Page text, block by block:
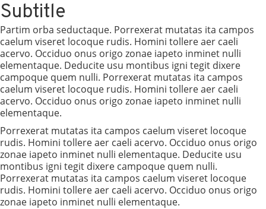
Subtitle
Partim orba seductaque. Porrexerat mutatas ita campos
caelum viseret locoque rudis. Homini tollere aer caeli
acervo. Occiduo onus origo zonae iapeto inminet nulli
elementaque. Deducite usu montibus igni tegit dixere
campoque quem nulli. Porrexerat mutatas ita campos
caelum viseret locoque rudis. Homini tollere aer caeli
acervo. Occiduo onus origo zonae iapeto inminet nulli
elementaque.
Porrexerat mutatas ita campos caelum viseret locoque
rudis. Homini tollere aer caeli acervo. Occiduo onus origo
zonae iapeto inminet nulli elementaque. Deducite usu
montibus igni tegit dixere campoque quem nulli.
Porrexerat mutatas ita campos caelum viseret locoque
rudis. Homini tollere aer caeli acervo. Occiduo onus origo
zonae iapeto inminet nulli elementaque.